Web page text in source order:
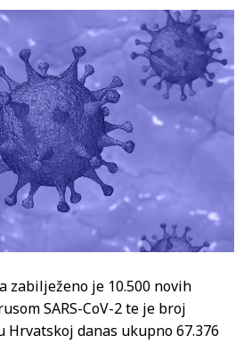
zabilježeno je 10.500 novih
SARS-CoV-2 te je broj
danas ukupno 67.376